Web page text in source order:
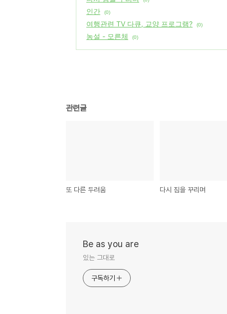
인간 (0)
여행관련 TV 다큐, 교양 프로그램? (0)
농설 - 모른체 (0)
관련글
또 다른 두려움 다시 짐을 꾸리며
Be as you are
있는 그대로
구독하기